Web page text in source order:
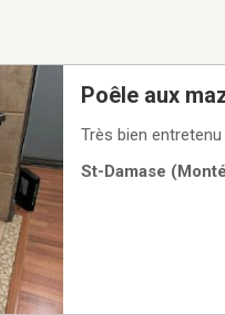
Poêle aux
Très bien
St-Damase